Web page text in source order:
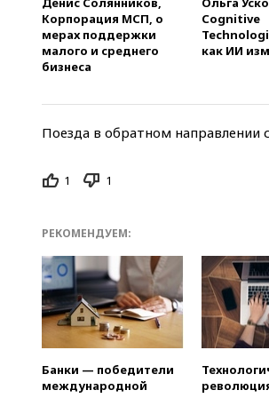
Корпорация МСП, о
мерах поддержки
малого и среднего
бизнеса
Cognitive
как ИИ
Поезда в обратном направлении
1 1
РЕКОМЕНДУЕМ:
Банки — победители
международной